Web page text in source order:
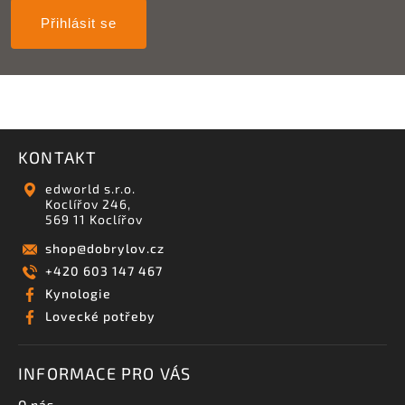
Přihlásit se
KONTAKT
edworld s.r.o.
Koclířov 246,
569 11 Koclířov
shop@dobrylov.cz
+420 603 147 467
Kynologie
Lovecké potřeby
INFORMACE PRO VÁS